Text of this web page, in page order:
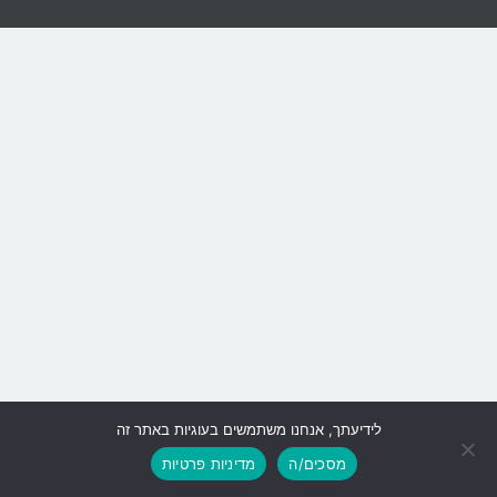
גלילה
לראש
לידיעתך, אנחנו משתמשים בעוגיות באתר זה
מסכים/ה
מדיניות פרטיות